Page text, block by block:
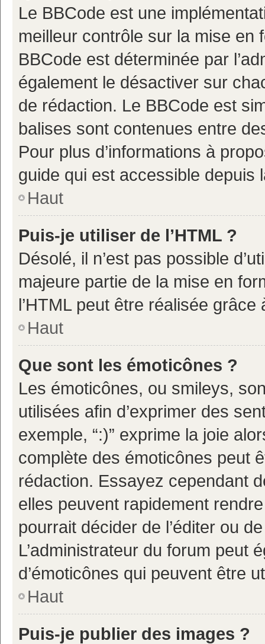
Le BBCode est une
meilleur contrôle sur la mise en
BBCode est déterminée par
également le désactiver sur
de rédaction. Le BBCode est
balises sont contenues entre
Pour plus d’informations à
guide qui est accessible depuis
Haut
Puis-je utiliser de l’HTML ?
Désolé, il n’est pas possible
majeure partie de la mise en
l’HTML peut être réalisée grâce
Haut
Que sont les émoticônes ?
Les émoticônes, ou smileys,
utilisées afin d’exprimer des
exemple, “:)” exprime la joie
complète des émoticônes peut
rédaction. Essayez cependant
elles peuvent rapidement
pourrait décider de l’éditer ou
L’administrateur du forum peut
d’émoticônes qui peuvent être
Haut
Puis-je publier des images ?